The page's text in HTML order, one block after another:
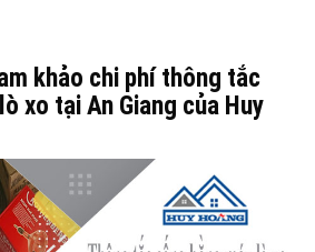
khảo chi phí thông tắc
xo tại An Giang của Huy